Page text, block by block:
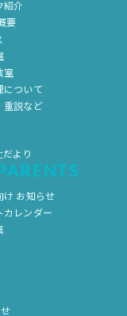
紹介
要
室
について
重説など
だより
け お知らせ
カレンダー